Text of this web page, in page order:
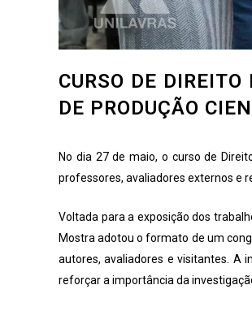
CURSO DE
DE PRODUÇÃO
No dia 27 de maio, o curso de
professores, avaliadores externos e
Voltada para a exposição dos
Mostra adotou o formato de um
autores, avaliadores e visitantes. A
reforçar a importância da